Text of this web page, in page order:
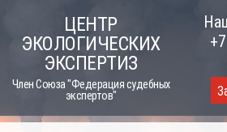
content
ЦЕНТР
ЭКОЛОГИЧЕСКИХ
ЭКСПЕРТИЗ
Член Союза "Федерация судебных
экспертов"